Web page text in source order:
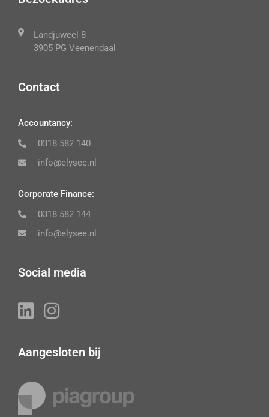
Landjuweel 8
3905 PG Veenendaal
Contact
Accountancy:
0318 582 140
info@elysee.nl
Corporate Finance:
0318 582 144
info@elysee.nl
Social media
Aangesloten bij